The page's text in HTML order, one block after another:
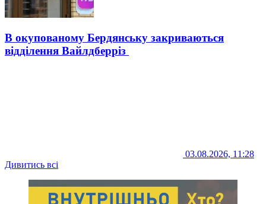
В окупованому Бердянську закриваються
відділення Вайлдберріз
03.08.2026, 11:28
Дивитись всі